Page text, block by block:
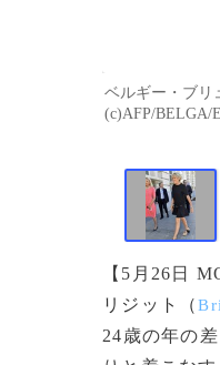
ベルギー・ブリ
(c)AFP/BELGA/
【5月26日
リジット（
24歳の年の